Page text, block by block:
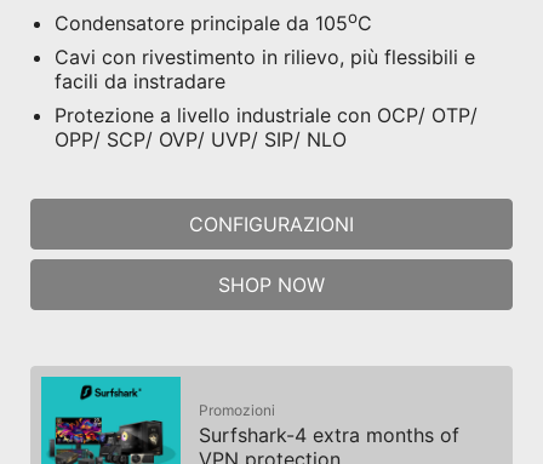
SATA
1 X
SATA / PERIPHERAL / FDD
*Le immagini sono solo a scopo di riferimento per il
numero dei cavi; l’aspetto potrebbe differire dal
Condensatore principale da 105oC
Cavi con rivestimento in rilievo, più flessibili e
facili da instradare
Protezione a livello industriale con OCP/ OTP/
OPP/ SCP/ OVP/ UVP/ SIP/ NLO
CONFIGURAZIONI
SHOP NOW
Promozioni
Surfshark-4 extra months of
VPN protection